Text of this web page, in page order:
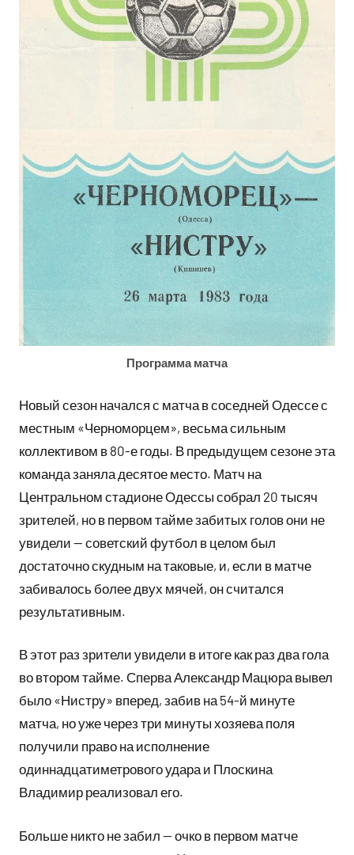
Программа матча
Новый сезон начался с матча в соседней Одессе с
местным «Черноморцем», весьма сильным
коллективом в 80-е годы. В предыдущем сезоне эта
команда заняла десятое место. Матч на
Центральном стадионе Одессы собрал 20 тысяч
зрителей, но в первом тайме забитых голов они не
увидели — советский футбол в целом был
достаточно скудным на таковые, и, если в матче
забивалось более двух мячей, он считался
результативным.
В этот раз зрители увидели в итоге как раз два гола
во втором тайме. Сперва Александр Мацюра вывел
было «Нистру» вперед, забив на 54-й минуте
матча, но уже через три минуты хозяева поля
получили право на исполнение
одиннадцатиметрового удара и Плоскина
Владимир реализовал его.
Больше никто не забил — очко в первом матче